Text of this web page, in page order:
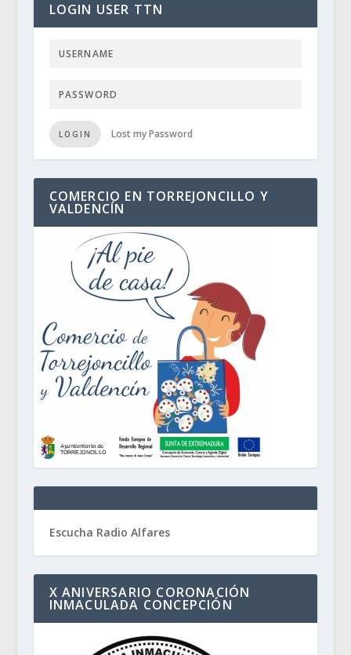
LOGIN USER TTN
LOGIN Lost my Password
COMERCIO EN TORREJONCILLO Y
VALDENCÍN
Escucha Radio Alfares
X ANIVERSARIO CORONACIÓN
INMACULADA CONCEPCIÓN